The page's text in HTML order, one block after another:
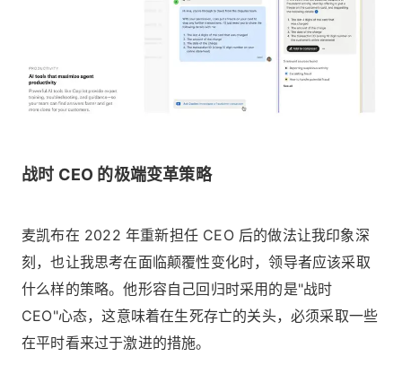
战时 CEO 的极端变革策略
麦凯布在 2022 年重新担任 CEO 后的做法让我印象深
刻，也让我思考在面临颠覆性变化时，领导者应该采取
什么样的策略。他形容自己回归时采用的是"战时
CEO"心态，这意味着在生死存亡的关头，必须采取一些
在平时看来过于激进的措施。